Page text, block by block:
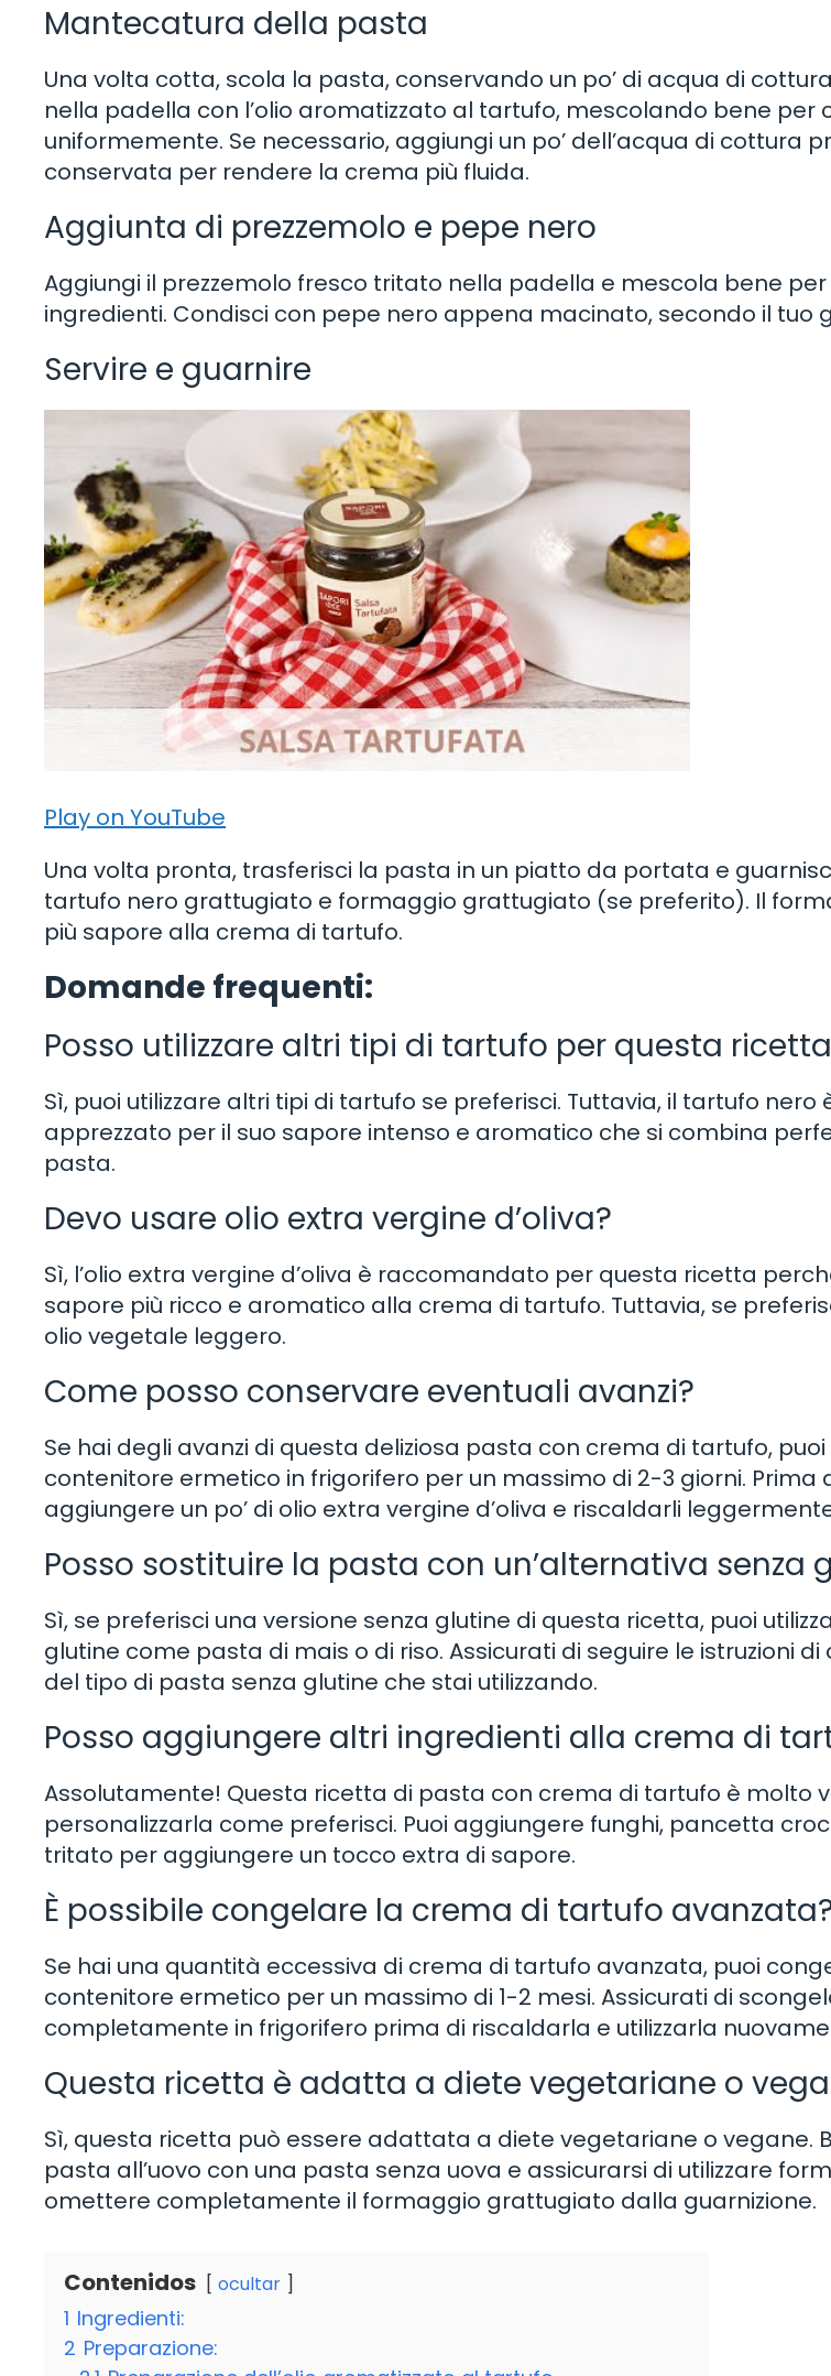
Mantecatura della pasta
Una volta cotta, scola la pasta, conservando un po’ di acqua di
nella padella con l’olio aromatizzato al tartufo, mescolando bene per
uniformemente. Se necessario, aggiungi un po’ dell’acqua di cottura
conservata per rendere la crema più fluida.
Aggiunta di prezzemolo e pepe nero
Aggiungi il prezzemolo fresco tritato nella padella e mescola bene
ingredienti. Condisci con pepe nero appena macinato, secondo il tuo
Servire e guarnire
Play on YouTube
Una volta pronta, trasferisci la pasta in un piatto da portata e
tartufo nero grattugiato e formaggio grattugiato (se preferito). Il
più sapore alla crema di tartufo.
Domande frequenti:
Posso utilizzare altri tipi di tartufo per questa
Sì, puoi utilizzare altri tipi di tartufo se preferisci. Tuttavia, il tartufo
apprezzato per il suo sapore intenso e aromatico che si combina
pasta.
Devo usare olio extra vergine d’oliva?
Sì, l’olio extra vergine d’oliva è raccomandato per questa ricetta
sapore più ricco e aromatico alla crema di tartufo. Tuttavia, se
olio vegetale leggero.
Come posso conservare eventuali avanzi?
Se hai degli avanzi di questa deliziosa pasta con crema di tartufo,
contenitore ermetico in frigorifero per un massimo di 2-3 giorni. Prima
aggiungere un po’ di olio extra vergine d’oliva e riscaldarli
Posso sostituire la pasta con un’alternativa senza
Sì, se preferisci una versione senza glutine di questa ricetta, puoi
glutine come pasta di mais o di riso. Assicurati di seguire le istruzioni
del tipo di pasta senza glutine che stai utilizzando.
Posso aggiungere altri ingredienti alla crema di
Assolutamente! Questa ricetta di pasta con crema di tartufo è molto
personalizzarla come preferisci. Puoi aggiungere funghi, pancetta
tritato per aggiungere un tocco extra di sapore.
È possibile congelare la crema di tartufo
Se hai una quantità eccessiva di crema di tartufo avanzata, puoi
contenitore ermetico per un massimo di 1-2 mesi. Assicurati di
completamente in frigorifero prima di riscaldarla e utilizzarla
Questa ricetta è adatta a diete vegetariane o
Sì, questa ricetta può essere adattata a diete vegetariane o vegane.
pasta all’uovo con una pasta senza uova e assicurarsi di utilizzare
omettere completamente il formaggio grattugiato dalla guarnizione.
Contenidos ocultar
1 Ingredienti:
2 Preparazione: